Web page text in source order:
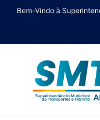
Bem-Vindo à